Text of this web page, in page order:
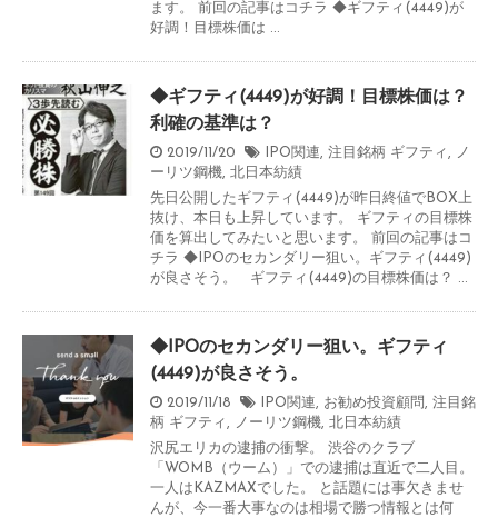
ます。 前回の記事はコチラ ◆ギフティ(4449)が
好調！目標株価は ...
◆ギフティ(4449)が好調！目標株価は？
利確の基準は？
2019/11/20 IPO関連, 注目銘柄 ギフティ ,
ノ
ーリツ鋼機, 北日本紡績
先日公開したギフティ(4449)が昨日終値でBOX上
抜け、本日も上昇しています。 ギフティの目標株
価を算出してみたいと思います。 前回の記事はコ
チラ ◆IPOのセカンダリー狙い。ギフティ(4449)
が良さそう。 ギフティ(4449)の目標株価は？ ...
◆IPOのセカンダリー狙い。ギフティ
(4449)が良さそう。
2019/11/18 IPO関連, お勧め投資顧問 , 注目銘
柄 ギフティ , ノーリツ鋼機, 北日本紡績
沢尻エリカの逮捕の衝撃。 渋谷のクラブ
「WOMB（ウーム）」での逮捕は直近で二人目。
一人はKAZMAXでした。 と話題には事欠きませ
んが、今一番大事なのは相場で勝つ情報とは何